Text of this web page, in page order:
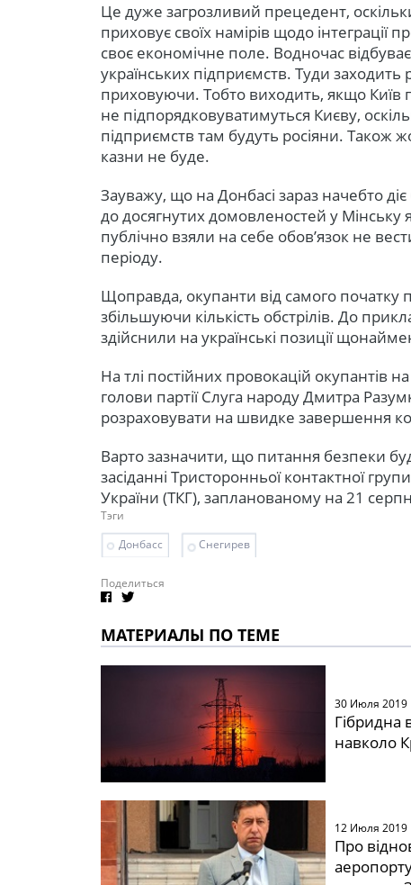
Це дуже загрозливий прецедент,
приховує своїх намірів щодо інтеграції
своє економічне поле. Водночас
українських підприємств. Туди заходить
приховуючи. Тобто виходить, якщо Київ
не підпорядковуватимуться Києву,
підприємств там будуть росіяни. Також
казни не буде.
Зауважу, що на Донбасі зараз начебто
до досягнутих домовленостей у Мінську
публічно взяли на себе обов’язок не
періоду.
Щоправда, окупанти від самого
збільшуючи кількість обстрілів. До
здійснили на українські позиції
На тлі постійних провокацій окупантів
голови партії Слуга народу Дмитра
розраховувати на швидке завершення
Варто зазначити, що питання безпеки
засіданні Тристоронньої контактної
України (ТКГ), запланованому на 21
Тэги
Донбасс
Снегирев
Поделиться
МАТЕРИАЛЫ ПО ТЕМЕ
30 Июля 2019
Гібридна
навколо
12 Июля 2019
Про